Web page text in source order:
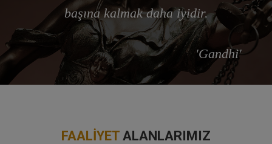
başına kalmak daha iyidir.
'Gandhi'
FAALİYET ALANLARIMIZ